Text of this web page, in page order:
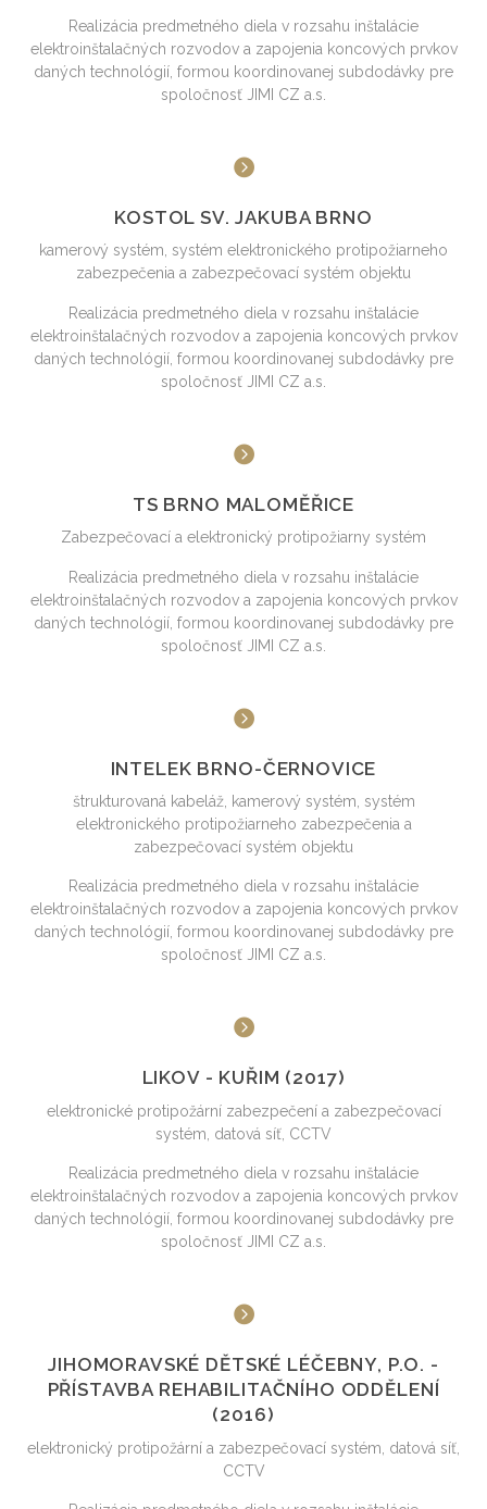
Realizácia predmetného diela v rozsahu inštalácie
elektroinštalačných rozvodov a zapojenia koncových prvkov
daných technológií, formou koordinovanej subdodávky pre
spoločnosť JIMI CZ a.s.
KOSTOL SV. JAKUBA BRNO
kamerový systém, systém elektronického protipožiarneho
zabezpečenia a zabezpečovací systém objektu
Realizácia predmetného diela v rozsahu inštalácie
elektroinštalačných rozvodov a zapojenia koncových prvkov
daných technológií, formou koordinovanej subdodávky pre
spoločnosť JIMI CZ a.s.
TS BRNO MALOMĚŘICE
Zabezpečovací a elektronický protipožiarny systém
Realizácia predmetného diela v rozsahu inštalácie
elektroinštalačných rozvodov a zapojenia koncových prvkov
daných technológií, formou koordinovanej subdodávky pre
spoločnosť JIMI CZ a.s.
INTELEK BRNO-ČERNOVICE
štrukturovaná kabeláž, kamerový systém, systém
elektronického protipožiarneho zabezpečenia a
zabezpečovací systém objektu
Realizácia predmetného diela v rozsahu inštalácie
elektroinštalačných rozvodov a zapojenia koncových prvkov
daných technológií, formou koordinovanej subdodávky pre
spoločnosť JIMI CZ a.s.
LIKOV - KUŘIM (2017)
elektronické protipožární zabezpečení a zabezpečovací
systém, datová síť, CCTV
Realizácia predmetného diela v rozsahu inštalácie
elektroinštalačných rozvodov a zapojenia koncových prvkov
daných technológií, formou koordinovanej subdodávky pre
spoločnosť JIMI CZ a.s.
JIHOMORAVSKÉ DĚTSKÉ LÉČEBNY, P.O. -
PŘÍSTAVBA REHABILITAČNÍHO ODDĚLENÍ
(2016)
elektronický protipožární a zabezpečovací systém, datová síť,
CCTV